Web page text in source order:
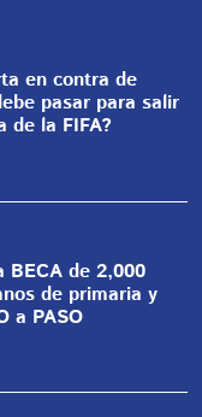
en contra de
pasar para salir
de la FIFA?
BECA de 2,000
de primaria y
a PASO